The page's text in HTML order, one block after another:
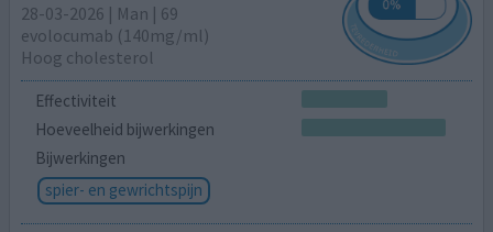
28-03-2026 | Man | 69
evolocumab (140mg/ml)
Hoog cholesterol
Effectiviteit
Hoeveelheid bijwerkingen
Bijwerkingen
spier- en gewrichtspijn